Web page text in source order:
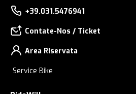
+39.031.5476941
Contate-Nos / Ticket
Area RIservata
Service Bike